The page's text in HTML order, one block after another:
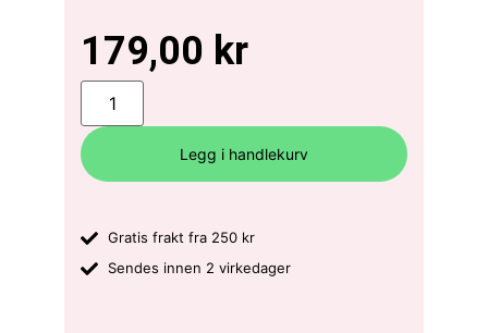
179,00 kr
Legg i handlekurv
Gratis frakt fra 250 kr
Sendes innen 2 virkedager